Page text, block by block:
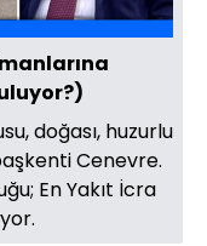
doğası, huzurlu
Cenevre.
En Yakıt İcra